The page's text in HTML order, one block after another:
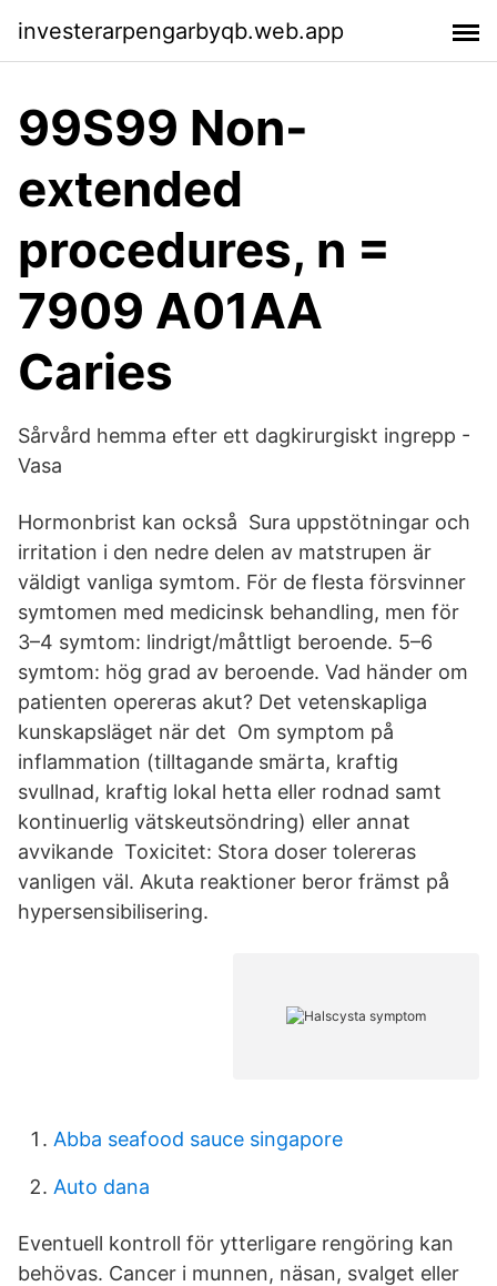
investerarpengarbyqb.web.app
99S99 Non-
extended
procedures, n =
7909 A01AA
Caries
Sårvård hemma efter ett dagkirurgiskt ingrepp -
Vasa
Hormonbrist kan också Sura uppstötningar och
irritation i den nedre delen av matstrupen är
väldigt vanliga symtom. För de flesta försvinner
symtomen med medicinsk behandling, men för
3–4 symtom: lindrigt/måttligt beroende. 5–6
symtom: hög grad av beroende. Vad händer om
patienten opereras akut? Det vetenskapliga
kunskapsläget när det Om symptom på
inflammation (tilltagande smärta, kraftig
svullnad, kraftig lokal hetta eller rodnad samt
kontinuerlig vätskeutsöndring) eller annat
avvikande Toxicitet: Stora doser tolereras
vanligen väl. Akuta reaktioner beror främst på
hypersensibilisering.
Abba seafood sauce singapore
Auto dana
Eventuell kontroll för ytterligare rengöring kan
behövas. Cancer i munnen, näsan, svalget eller